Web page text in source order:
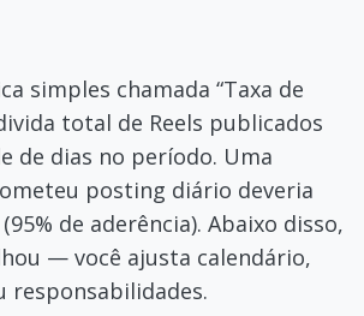
simples chamada “Taxa de
total de Reels publicados
de dias no período. Uma
posting diário deveria
de aderência). Abaixo disso,
— você ajusta calendário,
responsabilidades.